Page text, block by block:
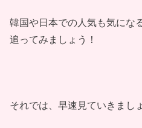
韓国や日本での人気も気にな
追ってみましょう！
それでは、早速見ていきまし